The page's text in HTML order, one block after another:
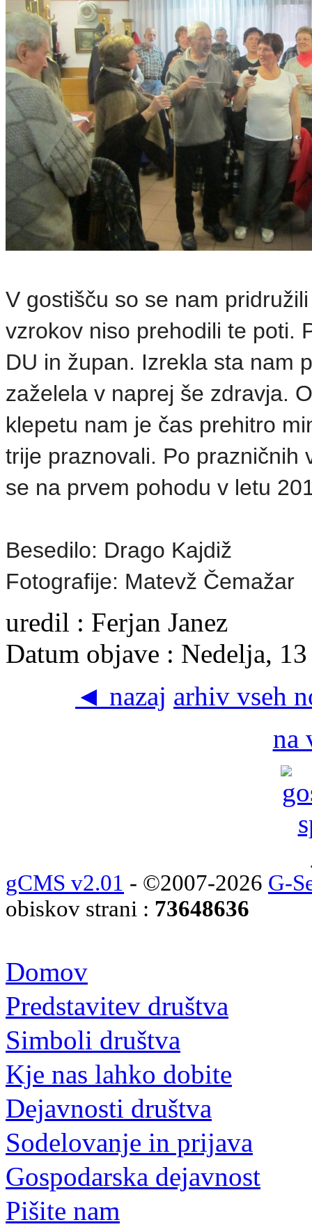
V gostišču so se nam
vzrokov niso prehodili te poti.
DU in župan. Izrekla sta nam
zaželela v naprej še zdravja.
klepetu nam je čas prehitro
trije praznovali. Po prazničnih
se na prvem pohodu v letu
Besedilo: Drago Kajdiž
Fotografije: Matevž Čemažar
uredil : Ferjan Janez
Datum objave : Nedelja,
◄ nazaj arhiv vseh
na
gCMS v2.01 - ©2007-2026 G-
obiskov strani : 73648636
Domov
Predstavitev društva
Simboli društva
Kje nas lahko dobite
Dejavnosti društva
Sodelovanje in prijava
Gospodarska dejavnost
Pišite nam